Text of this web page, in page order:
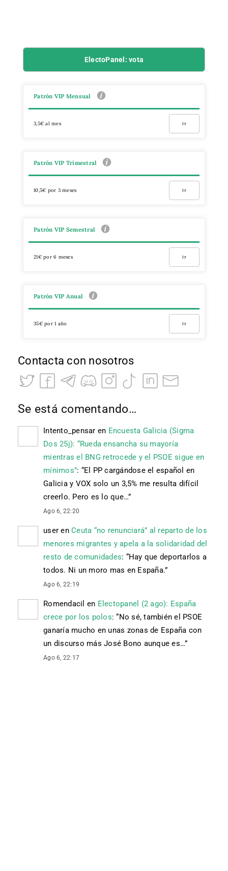
ElectoPanel: vota
Patrón VIP Mensual
3,5€ al mes Ir
Patrón VIP Trimestral
10,5€ por 3 meses Ir
Patrón VIP Semestral
21€ por 6 meses Ir
Patrón VIP Anual
35€ por 1 año Ir
Contacta con nosotros
Se está comentando…
Intento_pensar en Encuesta Galicia (Sigma
Dos 25j): “Rueda ensancha su mayoría
mientras el BNG retrocede y el PSOE sigue en
mínimos”: “El PP cargándose el español en
Galicia y VOX solo un 3,5% me resulta difícil
creerlo. Pero es lo que…”
Ago 6, 22:20
user en Ceuta “no renunciará” al reparto de los
menores migrantes y apela a la solidaridad del
resto de comunidades: “Hay que deportarlos a
todos. Ni un moro mas en España.”
Ago 6, 22:19
Romendacil en Electopanel (2 ago): España
crece por los polos: “No sé, también el PSOE
ganaría mucho en unas zonas de España con
un discurso más José Bono aunque es…”
Ago 6, 22:17